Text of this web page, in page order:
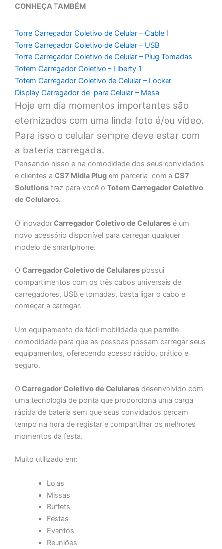
CONHEÇA TAMBÉM
Torre Carregador Coletivo de Celular – Cable 1
Torre Carregador Coletivo de Celular – USB
Torre Carregador Coletivo de Celular – Plug Tomadas
Totem Carregador Coletivo – Liberty 1
Totem Carregador Coletivo de Celular – Locker
Display Carregador de para Celular – Mesa
Hoje em dia momentos importantes são
eternizados com uma linda foto é/ou vídeo.
Para isso o celular sempre deve estar com
a bateria carregada.
Pensando nisso e na comodidade dos seus convidados
e clientes a CS7 Mídia Plug em parceria com a CS7
Solutions traz para você o Totem Carregador Coletivo
de Celulares.
O inovadorCarregador Coletivo de Celulares é um
novo acessório disponível para carregar qualquer
modelo de smartphone.
O Carregador Coletivo de Celulares possui
compartimentos com os três cabos universais de
carregadores, USB e tomadas, basta ligar o cabo e
começar a carregar.
Um equipamento de fácil mobilidade que permite
comodidade para que as pessoas possam carregar seus
equipamentos, oferecendo acesso rápido, prático e
seguro.
O Carregador Coletivo de Celulares desenvolvido com
uma tecnologia de ponta que proporciona uma carga
rápida de bateria sem que seus convidados percam
tempo na hora de registar e compartilhar os melhores
momentos da festa.
Muito utilizado em:
Lojas
Missas
Buffets
Festas
Eventos
Reuniões